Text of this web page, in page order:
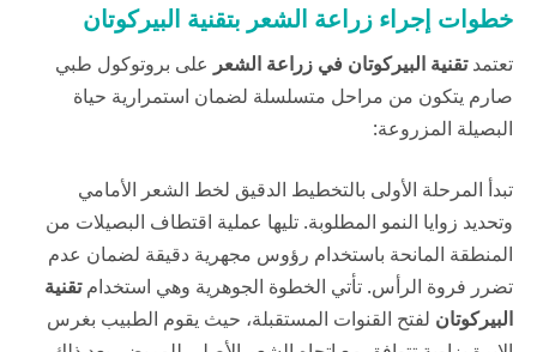
خطوات إجراء زراعة الشعر بتقنية البيركوتان
تعتمدتقنية البيركوتان في زراعة الشعر على بروتوكول طبي
صارم يتكون من مراحل متسلسلة لضمان استمرارية حياة
البصيلة المزروعة:
تبدأ المرحلة الأولى بالتخطيط الدقيق لخط الشعر الأمامي
وتحديد زوايا النمو المطلوبة. تليها عملية اقتطاف البصيلات من
المنطقة المانحة باستخدام رؤوس مجهرية دقيقة لضمان عدم
تضرر فروة الرأس. تأتي الخطوة الجوهرية وهي استخدامتقنية
البيركوتان لفتح القنوات المستقبلة، حيث يقوم الطبيب بغرس